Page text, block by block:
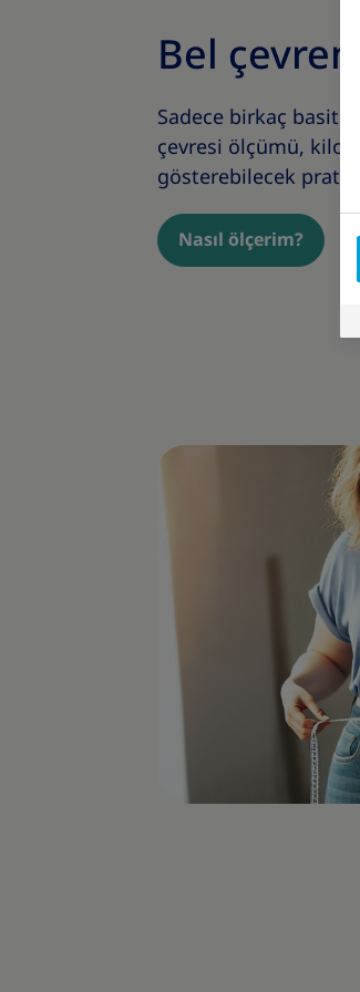
Bel
Sadece birkaç basit
çevresi ölçümü, kilo
gösterebilecek pratik
Nasıl ölçerim?